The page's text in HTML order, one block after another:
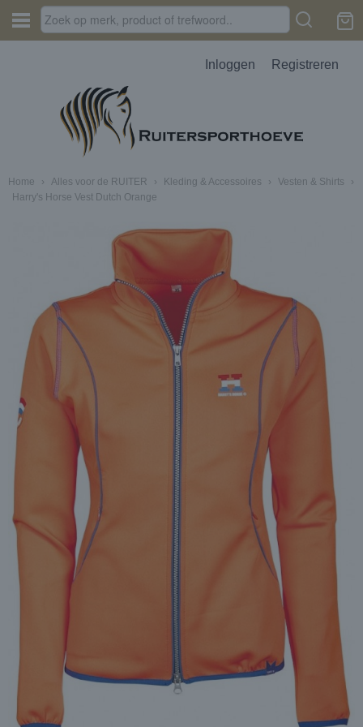
Inloggen Registreren
Home › Alles voor de RUITER › Kleding & Accessoires › Vesten & Shirts
›
Harry's Horse Vest Dutch Orange